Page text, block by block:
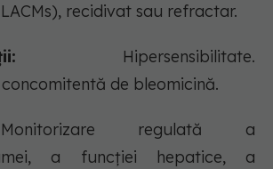
recidivat sau refractar.
Hipersensibilitate.
de bleomicină.
regulată a
a funcţiei hepatice, a